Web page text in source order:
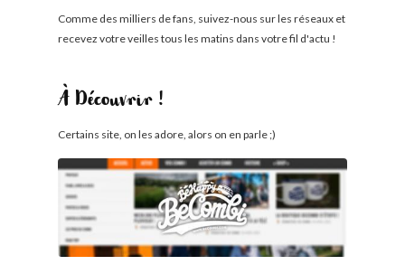
Comme des milliers de fans, suivez-nous sur les réseaux et
recevez votre veilles tous les matins dans votre fil d'actu !
À Découvrir !
Certains site, on les adore, alors on en parle ;)